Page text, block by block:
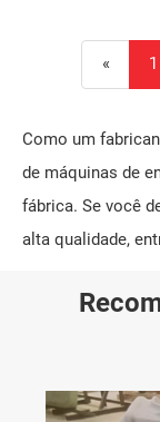
« 1
Como um
de máquinas de
fábrica. Se você
alta qualidade,